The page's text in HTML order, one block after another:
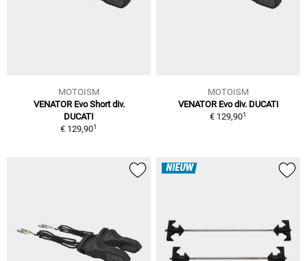
MOTOISM
VENATOR Evo Short div.
DUCATI
€ 129,901
MOTOISM
VENATOR Evo div. DUCATI
€ 129,901
NIEUW